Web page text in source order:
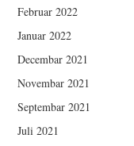
Februar 2022
Januar 2022
Decembar 2021
Novembar 2021
Septembar 2021
Juli 2021